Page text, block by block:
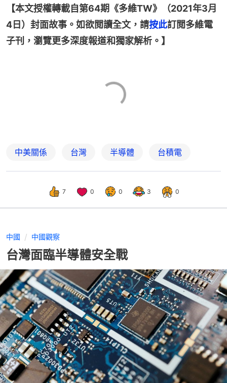
【本文授權轉載自第64期《多維TW》（2021年3月
4日）封面故事。如欲閲讀全文，請按此訂閲多維電
子刊，瀏覽更多深度報道和獨家解析。】
中美關係 台灣 半導體 台積電
7 0 0 3 0
中國 中國觀察
台灣面臨半導體安全戰